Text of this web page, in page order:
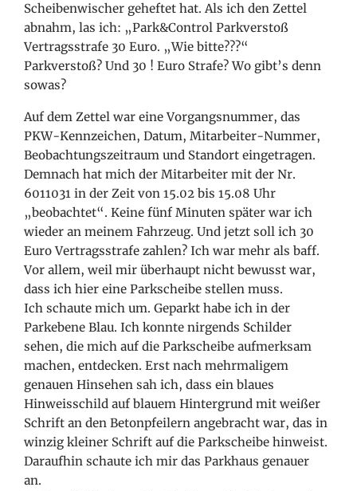
Scheibenwischer geheftet hat. Als ich den Zettel
abnahm, las ich: „Park&Control Parkverstoß
Vertragsstrafe 30 Euro. „Wie bitte???“
Parkverstoß? Und 30 ! Euro Strafe? Wo gibt’s denn
sowas?
Auf dem Zettel war eine Vorgangsnummer, das
PKW-Kennzeichen, Datum, Mitarbeiter-Nummer,
Beobachtungszeitraum und Standort eingetragen.
Demnach hat mich der Mitarbeiter mit der Nr.
6011031 in der Zeit von 15.02 bis 15.08 Uhr
„beobachtet“. Keine fünf Minuten später war ich
wieder an meinem Fahrzeug. Und jetzt soll ich 30
Euro Vertragsstrafe zahlen? Ich war mehr als baff.
Vor allem, weil mir überhaupt nicht bewusst war,
dass ich hier eine Parkscheibe stellen muss.
Ich schaute mich um. Geparkt habe ich in der
Parkebene Blau. Ich konnte nirgends Schilder
sehen, die mich auf die Parkscheibe aufmerksam
machen, entdecken. Erst nach mehrmaligem
genauen Hinsehen sah ich, dass ein blaues
Hinweisschild auf blauem Hintergrund mit weißer
Schrift an den Betonpfeilern angebracht war, das in
winzig kleiner Schrift auf die Parkscheibe hinweist.
Daraufhin schaute ich mir das Parkhaus genauer
an.